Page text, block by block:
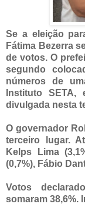
Se a eleição
Fátima Bezerra
de votos. O
segundo
números de
Instituto
divulgada nesta
O governador
terceiro lugar.
Kelps Lima
(0,7%), Fábio
Votos
somaram 38,6%.